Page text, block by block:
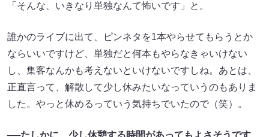
「そんな、いきなり単独なんて怖いです」と。
誰かのライブに出て、ピンネタを1本やらせてもらうとか
ならいいですけど、単独だと何本もやらなきゃいけない
し、集客なんかも考えないといけないですしね。あとは、
正直言って、解散して少し休みたいなっていうのもありま
した。やっと休めるっていう気持ちでいたので（笑）。